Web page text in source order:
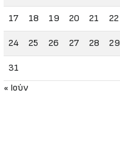
17 18 19 20 21 22
24 25 26 27 28 29
31
« Ιούν